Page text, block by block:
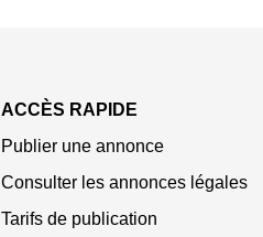
ACCÈS RAPIDE
Publier une annonce
Consulter les annonces légales
Tarifs de publication